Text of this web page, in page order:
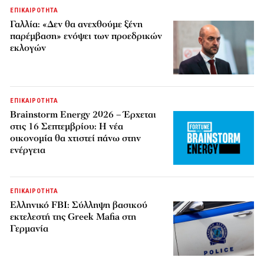
ΕΠΙΚΑΙΡΟΤΗΤΑ
Γαλλία: «Δεν θα ανεχθούμε ξένη
παρέμβαση» ενόψει των προεδρικών
εκλογών
ΕΠΙΚΑΙΡΟΤΗΤΑ
Brainstorm Energy 2026 – Έρχεται
στις 16 Σεπτεμβρίου: Η νέα
οικονομία θα χτιστεί πάνω στην
ενέργεια
ΕΠΙΚΑΙΡΟΤΗΤΑ
Ελληνικό FBI: Σύλληψη βασικού
εκτελεστή της Greek Mafia στη
Γερμανία